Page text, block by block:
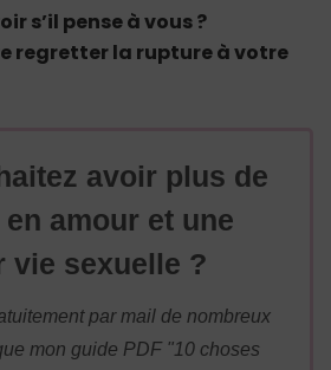
s’il pense à vous ?
regretter la rupture à votre
avoir plus de
amour et une
vie sexuelle ?
par mail de nombreux
mon guide PDF "10 choses